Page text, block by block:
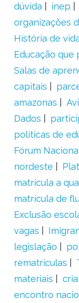
dúvida
inep
organizações
História de
Educação que
Salas de
capitais
amazonas
Dados
políticas de
Fórum
nordeste
matrícula a
matrícula de
Exclusão
vagas
legislação
rematrículas
materiais
encontro